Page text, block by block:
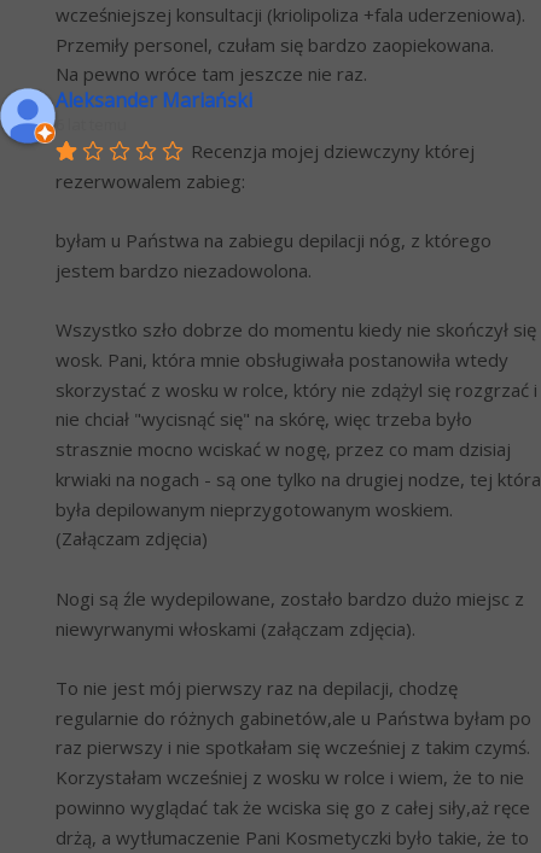
wcześniejszej konsultacji (kriolipoliza +fala uderzeniowa).
Przemiły personel, czułam się bardzo zaopiekowana.
Na pewno wróce tam jeszcze nie raz.
Aleksander Mariański
Recenzja mojej dziewczyny której
rezerwowalem zabieg:
byłam u Państwa na zabiegu depilacji nóg, z którego
jestem bardzo niezadowolona.
Wszystko szło dobrze do momentu kiedy nie skończył się
wosk. Pani, która mnie obsługiwała postanowiła wtedy
skorzystać z wosku w rolce, który nie zdążyl się rozgrzać i
nie chciał "wycisnąć się" na skórę, więc trzeba było
strasznie mocno wciskać w nogę, przez co mam dzisiaj
krwiaki na nogach - są one tylko na drugiej nodze, tej która
była depilowanym nieprzygotowanym woskiem.
(Załączam zdjęcia)
Nogi są źle wydepilowane, zostało bardzo dużo miejsc z
niewyrwanymi włoskami (załączam zdjęcia).
To nie jest mój pierwszy raz na depilacji, chodzę
regularnie do różnych gabinetów,ale u Państwa byłam po
raz pierwszy i nie spotkałam się wcześniej z takim czymś.
Korzystałam wcześniej z wosku w rolce i wiem, że to nie
powinno wyglądać tak że wciska się go z całej siły,aż ręce
drżą, a wytłumaczenie Pani Kosmetyczki było takie, że to